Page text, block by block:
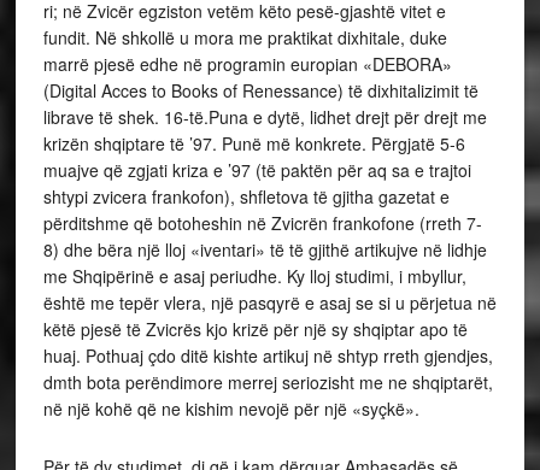
ri; në Zvicër egziston vetëm këto pesë-gjashtë vitet e
fundit. Në shkollë u mora me praktikat dixhitale, duke
marrë pjesë edhe në programin europian «DEBORA»
(Digital Acces to Books of Renessance) të dixhitalizimit të
librave të shek. 16-të.Puna e dytë, lidhet drejt për drejt me
krizën shqiptare të ’97. Punë më konkrete. Përgjatë 5-6
muajve që zgjati kriza e ’97 (të paktën për aq sa e trajtoi
shtypi zvicera frankofon), shfletova të gjitha gazetat e
përditshme që botoheshin në Zvicrën frankofone (rreth 7-
8) dhe bëra një lloj «iventari» të të gjithë artikujve në lidhje
me Shqipërinë e asaj periudhe. Ky lloj studimi, i mbyllur,
është me tepër vlera, një pasqyrë e asaj se si u përjetua në
këtë pjesë të Zvicrës kjo krizë për një sy shqiptar apo të
huaj. Pothuaj çdo ditë kishte artikuj në shtyp rreth gjendjes,
dmth bota perëndimore merrej seriozisht me ne shqiptarët,
në një kohë që ne kishim nevojë për një «syçkë».